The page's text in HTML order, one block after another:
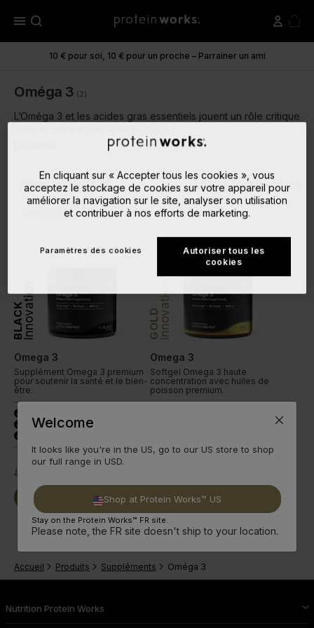
menu
10 € pour soi, 10 € pour un proche – Parrainer un ami
Oméga 3 (2)
L’Oméga 3 et les acides gras essentiels jouent un rôle critique
Affiner les Résultats Effacer Tous les Filtres
close
BLACKInnovation
Omega 3
Supplément Omega 3 premium
pour soutenir la santé et le bien-
être.
done
done Huiles poisson premium
done
à partir de
Acheter Découvrir
GOLDInnovation
Omega 3
Softgel Omega 3 haute
concentration avec huiles de
poisson premium.
Acheter
Accueil Produits Suppléments Oméga 3
Nutrition Protein Works
En cliquant sur « Accepter tous les cookies », vous
acceptez le stockage de cookies sur votre appareil pour
améliorer la navigation sur le site, analyser son utilisation
et contribuer à nos efforts de marketing.
Autoriser tous les
cookies
Paramètres des cookies
Welcome
It looks like you're in the US, go to our US store to shop
our full range in USD.
Shop at Protein Works™ US
Stay on the Protein Works™ FR site.
Please note, the FR site doesn't ship to your location.